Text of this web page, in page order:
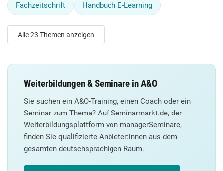
Fachzeitschrift Handbuch E-Learning
Alle 23 Themen anzeigen
Weiterbildungen & Seminare in A&O
Sie suchen ein A&O-Training, einen Coach oder ein
Seminar zum Thema? Auf Seminarmarkt.de, der
Weiterbildungsplattform von managerSeminare,
finden Sie qualifizierte Anbieter:innen aus dem
gesamten deutschsprachigen Raum.